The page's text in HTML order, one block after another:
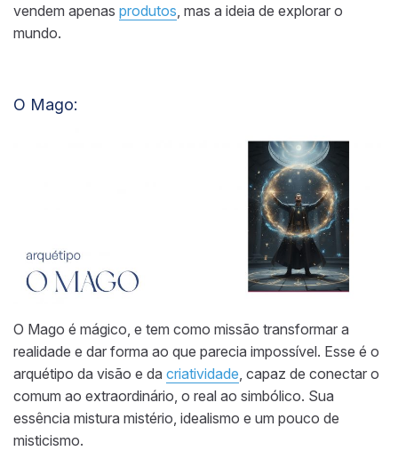
vendem apenas produtos , mas a ideia de explorar o
mundo.
O Mago:
O Mago é mágico, e tem como missão transformar a
realidade e dar forma ao que parecia impossível. Esse é o
arquétipo da visão e da criatividade , capaz de conectar o
comum ao extraordinário, o real ao simbólico. Sua
essência mistura mistério, idealismo e um pouco de
misticismo.